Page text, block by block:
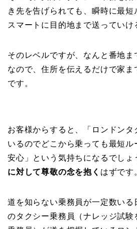
き先を告げられても、瞬時に最短
スマートに目的地まで送っていけ
そのレベルですが、なんと番地ま
なので、住所を伝えるだけで家ま
です。
お客様からすると、「ロンドンタ
いるのでどこから乗っても最短ル
安心」という気持ちになるでしょ
に対して尊敬の念を抱く はずです
道を知らない乗務員が一定数いる
のタクシー乗務員（ナレッジ試